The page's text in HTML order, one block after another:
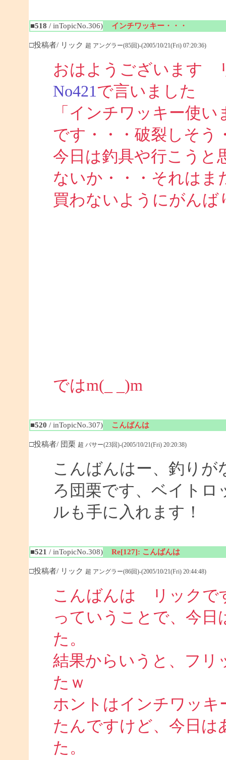
■518 / inTopicNo.306) インチワッキー・・・
□投稿者/ リック 超 アングラー(85回)-(2005/10/21(Fri) 07:20:36)
おはようございます
No421で言いました
「インチワッキー使
です・・・破裂しそう
今日は釣具や行こうと
ないか・・・それはま
買わないようにがんば
ではm(_ _)m
■520 / inTopicNo.307) こんばんは
□投稿者/ 団栗 超 バサー(23回)-(2005/10/21(Fri) 20:20:38)
こんばんはー、釣り
ろ団栗です、ベイトロ
ルも手に入れます！
■521 / inTopicNo.308) Re[127]: こんばんは
□投稿者/ リック 超 アングラー(86回)-(2005/10/21(Fri) 20:44:48)
こんばんは リックで
っていうことで、今
た。
結果からいうと、フリ
たｗ
ホントはインチワッ
たんですけど、今日
た。